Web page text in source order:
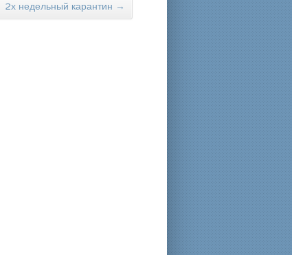
2х недельный карантин →